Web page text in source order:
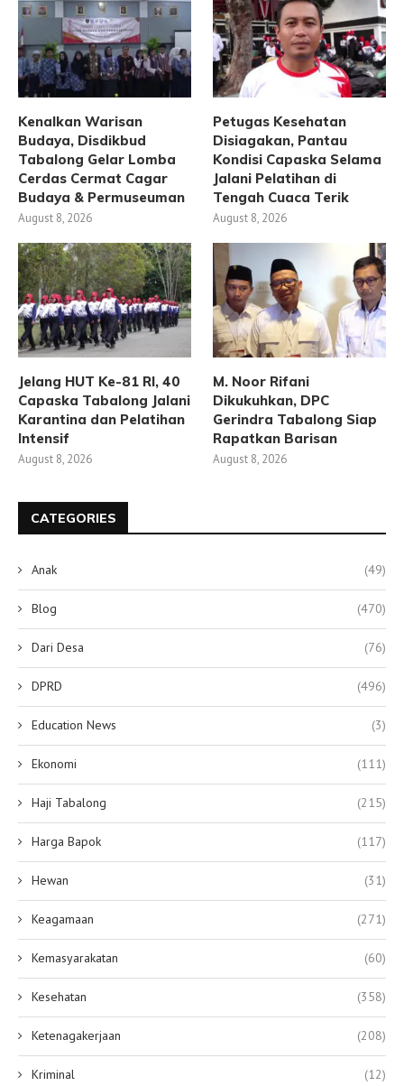
Kenalkan Warisan
Budaya, Disdikbud
Tabalong Gelar Lomba
Cerdas Cermat Cagar
Budaya & Permuseuman
August 8, 2026
Petugas Kesehatan
Disiagakan, Pantau
Kondisi Capaska Selama
Jalani Pelatihan di
Tengah Cuaca Terik
August 8, 2026
Jelang HUT Ke-81 RI, 40
Capaska Tabalong Jalani
Karantina dan Pelatihan
Intensif
August 8, 2026
M. Noor Rifani
Dikukuhkan, DPC
Gerindra Tabalong Siap
Rapatkan Barisan
August 8, 2026
CATEGORIES
Anak (49)
Blog (470)
Dari Desa (76)
DPRD (496)
Education News (3)
Ekonomi (111)
Haji Tabalong (215)
Harga Bapok (117)
Hewan (31)
Keagamaan (271)
Kemasyarakatan (60)
Kesehatan (358)
Ketenagakerjaan (208)
Kriminal (12)